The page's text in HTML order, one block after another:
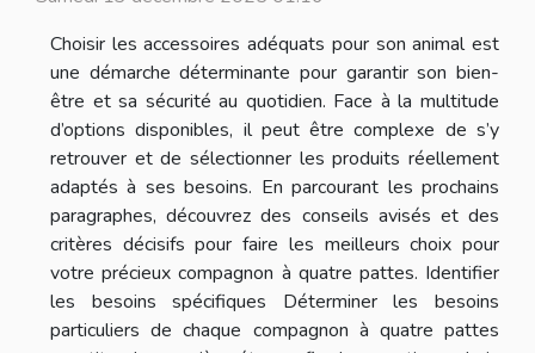
Choisir les accessoires adéquats pour son animal est
une démarche déterminante pour garantir son bien-
être et sa sécurité au quotidien. Face à la multitude
d’options disponibles, il peut être complexe de s’y
retrouver et de sélectionner les produits réellement
adaptés à ses besoins. En parcourant les prochains
paragraphes, découvrez des conseils avisés et des
critères décisifs pour faire les meilleurs choix pour
votre précieux compagnon à quatre pattes. Identifier
les besoins spécifiques Déterminer les besoins
particuliers de chaque compagnon à quatre pattes